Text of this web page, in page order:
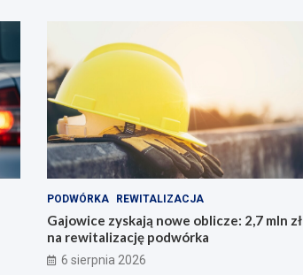
PODWÓRKA REWITALIZACJA
Gajowice zyskają nowe oblicze: 2,7 mln zł
na rewitalizację podwórka
6 sierpnia 2026